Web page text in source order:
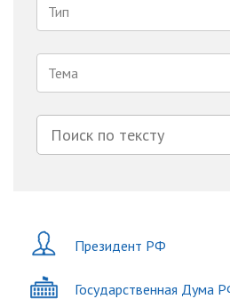
Тип
Тема
Президент РФ
Государственная Дума